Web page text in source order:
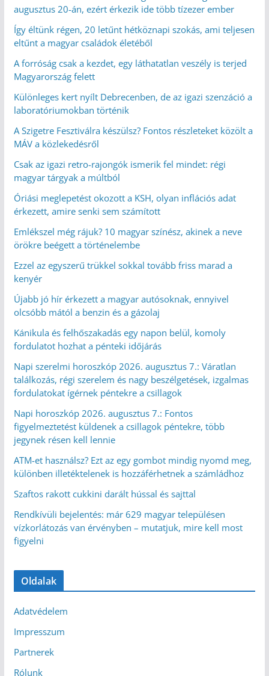
augusztus 20-án, ezért érkezik ide több tízezer ember
Így éltünk régen, 20 letűnt hétköznapi szokás, ami teljesen
eltűnt a magyar családok életéből
A forróság csak a kezdet, egy láthatatlan veszély is terjed
Magyarország felett
Különleges kert nyílt Debrecenben, de az igazi szenzáció a
laboratóriumokban történik
A Szigetre Fesztiválra készülsz? Fontos részleteket közölt a
MÁV a közlekedésről
Csak az igazi retro-rajongók ismerik fel mindet: régi
magyar tárgyak a múltból
Óriási meglepetést okozott a KSH, olyan inflációs adat
érkezett, amire senki sem számított
Emlékszel még rájuk? 10 magyar színész, akinek a neve
örökre beégett a történelembe
Ezzel az egyszerű trükkel sokkal tovább friss marad a
kenyér
Újabb jó hír érkezett a magyar autósoknak, ennyivel
olcsóbb mától a benzin és a gázolaj
Kánikula és felhőszakadás egy napon belül, komoly
fordulatot hozhat a pénteki időjárás
Napi szerelmi horoszkóp 2026. augusztus 7.: Váratlan
találkozás, régi szerelem és nagy beszélgetések, izgalmas
fordulatokat ígérnek péntekre a csillagok
Napi horoszkóp 2026. augusztus 7.: Fontos
figyelmeztetést küldenek a csillagok péntekre, több
jegynek résen kell lennie
ATM-et használsz? Ezt az egy gombot mindig nyomd meg,
különben illetéktelenek is hozzáférhetnek a számládhoz
Szaftos rakott cukkini darált hússal és sajttal
Rendkívüli bejelentés: már 629 magyar településen
vízkorlátozás van érvényben – mutatjuk, mire kell most
figyelni
Oldalak
Adatvédelem
Impresszum
Partnerek
Rólunk